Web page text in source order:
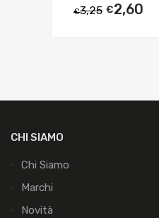
€3,25 €2,60
CHI SIAMO
Chi Siamo
Marchi
Novità